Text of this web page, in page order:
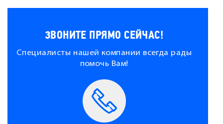
ЗВОНИТЕ ПРЯМО СЕЙЧАС!
Специалисты нашей компании всегда рады
помочь Вам!